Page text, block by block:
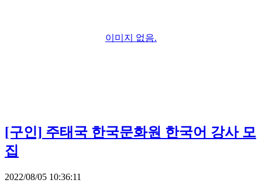
이미지 없음.
[구인] 주태국 한국문화원 한국어 강사 모
집
2022/08/05 10:36:11